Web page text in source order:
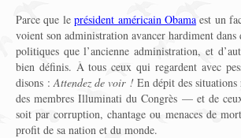
Parce que leprésident américain Obama est un
voient son administration avancer hardiment
politiques que l’ancienne administration, et
bien définis. À tous ceux qui regardent avec
disons :Attendez de voir ! En dépit des
des membres Illuminati du Congrès — et de
soit par corruption, chantage ou menaces de
profit de sa nation et du monde.